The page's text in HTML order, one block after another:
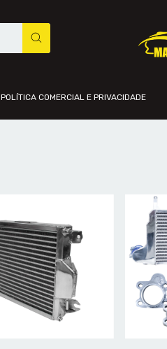
POLÍTICA COMERCIAL E PRIVACIDADE